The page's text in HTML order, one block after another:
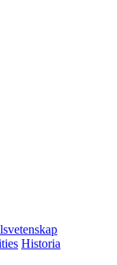
Historia